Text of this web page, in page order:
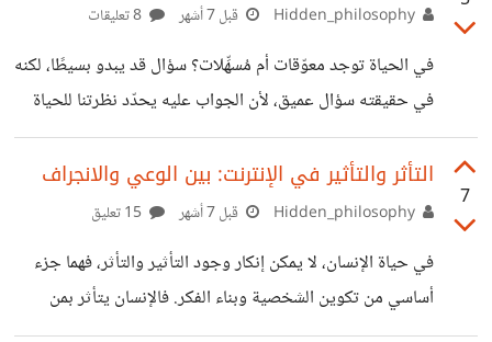
لا لأنها خبيثة… بل لأنها غافلة. عين الإعجاب لا تقصد الضرر،
الحاسد، وننسى أن الغفلة عن الذكر قد تجعل الإعجاب نفسه أذى.
🔐 كيف
قبل 7 أشهر
في الحياة توجد معوّقات أم مُسهِّلات؟ سؤال قد يبدو بسيطًا، لكنه
في حقيقته سؤال عميق، لأن الجواب عليه يحدّد نظرتنا للحياة
كلّها. قد يظن الإنسان أن الحياة إن كانت سهلة فهي خير، وإن
كانت صعبة فهي شر. لكن هذا الفهم قاصر، لأن الحياة في أصلها
اختبار. قال الله تعالى: ﴿لقد خلقنا الإنسان في كبد﴾ أي أن التعب
أحمد بن حنبل رحمه الله: «الدنيا دار ابتلاء، لا دار جزاء»
7
التأثر والتأثير في الإنترنت: بين الوعي والانجراف
قبل 7 أشهر
في حياة الإنسان، لا يمكن إنكار وجود التأثير والتأثر، فهما جزء
أساسي من تكوين الشخصية وبناء الفكر. فالإنسان يتأثر بمن
حوله، كما يؤثر في غيره، سواء أدرك ذلك أم لم يدركه. ومع تطور